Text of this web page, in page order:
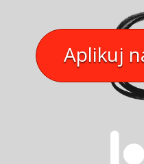
Aplikuj